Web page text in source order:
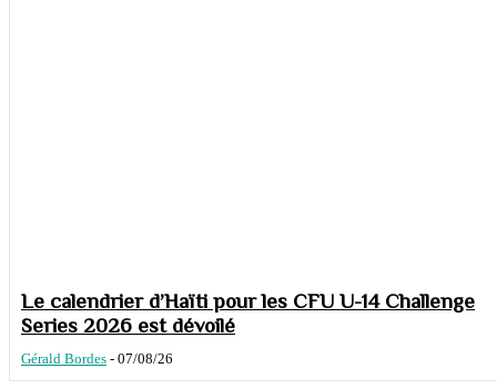
Le calendrier d’Haïti pour les CFU U-14 Challenge
Series 2026 est dévoilé
Gérald Bordes - 07/08/26